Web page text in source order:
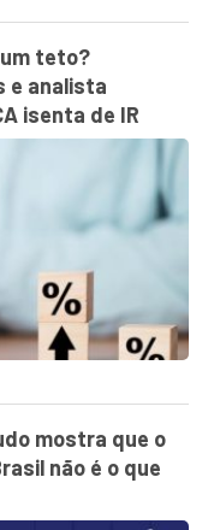
teto?
e analista
isenta de IR
mostra que o
não é o que